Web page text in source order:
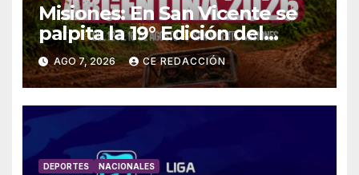
Misiones: En San Vicente se
palpita la 19° Edición del
«Jeep Fest» – Cronograma –
detalles
AGO 7, 2026 CE REDACCIÓN
DEPORTES NACIONALES